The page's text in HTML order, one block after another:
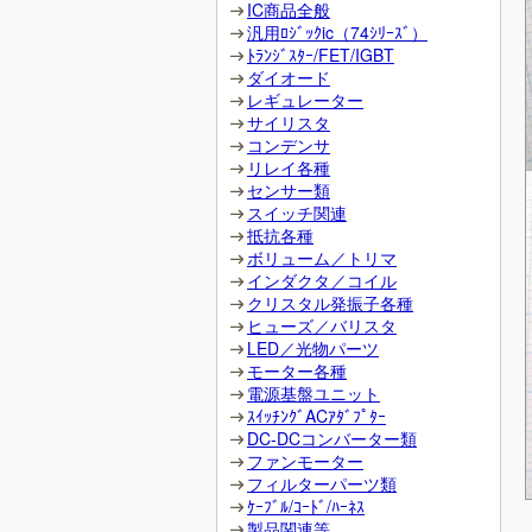
IC商品全般
汎用ﾛｼﾞｯｸic（74ｼﾘｰｽﾞ）
ﾄﾗﾝｼﾞｽﾀｰ/FET/IGBT
ダイオード
レギュレーター
サイリスタ
コンデンサ
リレイ各種
センサー類
スイッチ関連
抵抗各種
ボリューム／トリマ
インダクタ／コイル
クリスタル発振子各種
ヒューズ／バリスタ
LED／光物パーツ
モーター各種
電源基盤ユニット
ｽｲｯﾁﾝｸﾞACｱﾀﾞﾌﾟﾀｰ
DC-DCコンバーター類
ファンモーター
フィルターパーツ類
ｹｰﾌﾞﾙ/ｺｰﾄﾞ/ﾊｰﾈｽ